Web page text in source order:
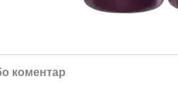
коментар